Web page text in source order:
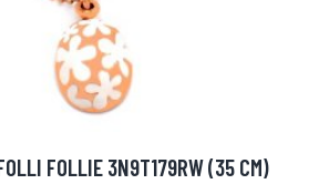
FOLLIE 3N9T179RW (35 CM)